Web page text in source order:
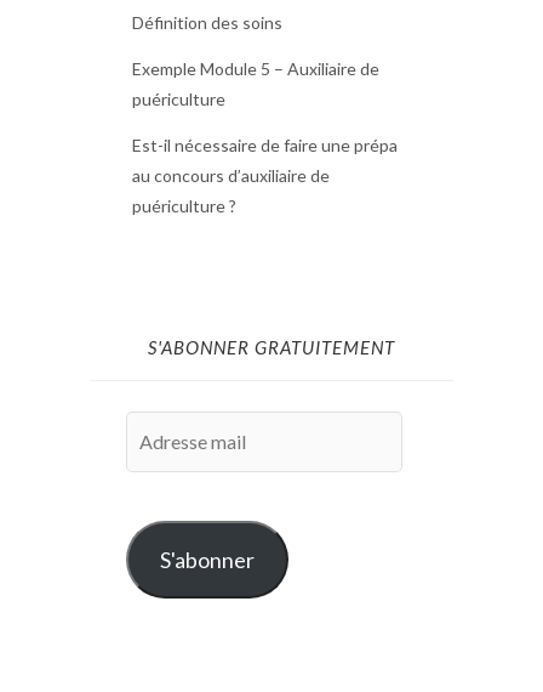
Définition des soins
Exemple Module 5 – Auxiliaire de
puériculture
Est-il nécessaire de faire une prépa
au concours d’auxiliaire de
puériculture ?
S'ABONNER GRATUITEMENT
S'abonner